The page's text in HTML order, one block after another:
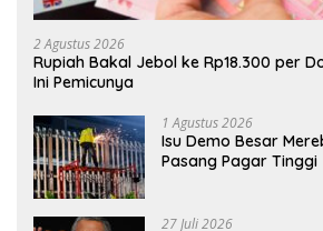
2 Agustus 2026
Rupiah Bakal Jebol ke Rp18.300 per
Ini Pemicunya
1 Agustus 2026
Isu Demo Besar
Pasang Pagar Tinggi
27 Juli 2026